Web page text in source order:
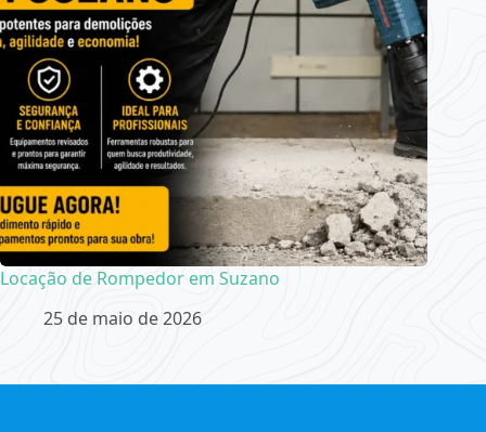
Locação de Rompedor em Suzano
25 de maio de 2026